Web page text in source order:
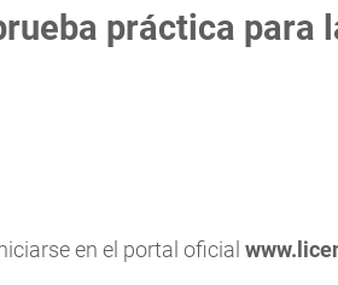
práctica para
en el portal oficial